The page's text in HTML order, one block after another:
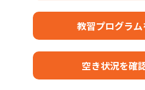
教習プログラム
空き状況を確